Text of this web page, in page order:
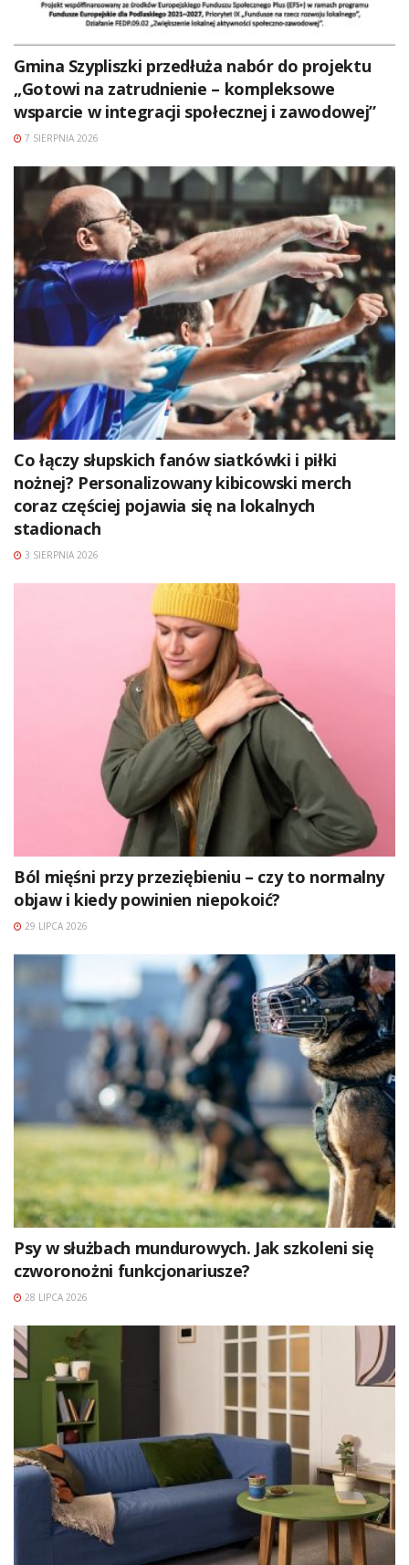
Gmina Szypliszki przedłuża nabór do projektu
„Gotowi na zatrudnienie – kompleksowe
wsparcie w integracji społecznej i zawodowej”
7 SIERPNIA 2026
Co łączy słupskich fanów siatkówki i piłki
nożnej? Personalizowany kibicowski merch
coraz częściej pojawia się na lokalnych
stadionach
3 SIERPNIA 2026
Ból mięśni przy przeziębieniu – czy to normalny
objaw i kiedy powinien niepokoić?
29 LIPCA 2026
Psy w służbach mundurowych. Jak szkoleni się
czworonożni funkcjonariusze?
28 LIPCA 2026